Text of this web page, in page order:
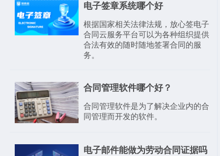
电子签章系统哪个好
根据国家相关法律法规，放心签电子
合同云服务平台可以为各种组织提供
合法有效的随时随地签署合同的服
务。
合同管理软件哪个好？
合同管理软件是为了解决企业内的合
同管理而开发的软件。
电子邮件能做为劳动合同证据吗